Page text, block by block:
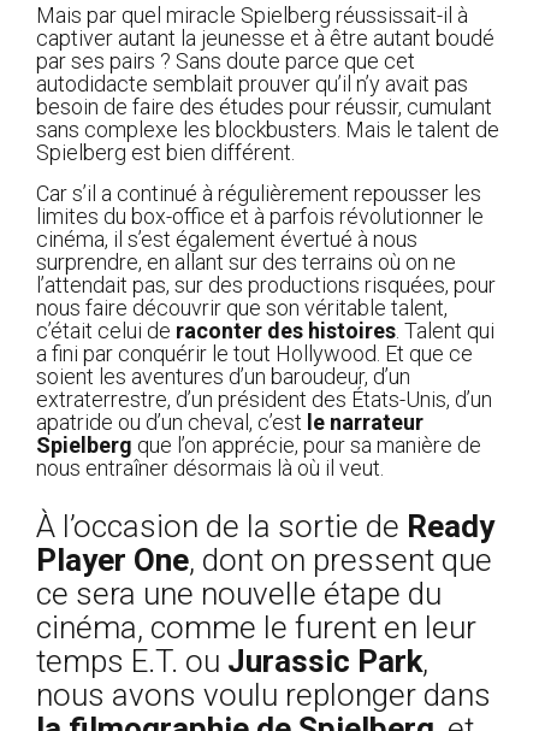
Mais par quel miracle Spielberg réussissait-il à
captiver autant la jeunesse et à être autant boudé
par ses pairs ? Sans doute parce que cet
autodidacte semblait prouver qu’il n’y avait pas
besoin de faire des études pour réussir, cumulant
sans complexe les blockbusters. Mais le talent de
Spielberg est bien différent.
Car s’il a continué à régulièrement repousser les
limites du box-office et à parfois révolutionner le
cinéma, il s’est également évertué à nous
surprendre, en allant sur des terrains où on ne
l’attendait pas, sur des productions risquées, pour
nous faire découvrir que son véritable talent,
c’était celui de raconter des histoires . Talent qui
a fini par conquérir le tout Hollywood. Et que ce
soient les aventures d’un baroudeur, d’un
extraterrestre, d’un président des États-Unis, d’un
apatride ou d’un cheval, c’est le narrateur
Spielberg que l’on apprécie, pour sa manière de
nous entraîner désormais là où il veut.
À l’occasion de la sortie de Ready
Player One, dont on pressent que
ce sera une nouvelle étape du
cinéma, comme le furent en leur
temps E.T. ou Jurassic Park,
nous avons voulu replonger dans